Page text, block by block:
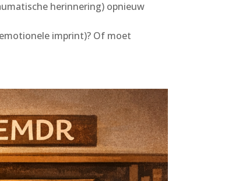
herinnering) opnieuw
imprint)? Of moet